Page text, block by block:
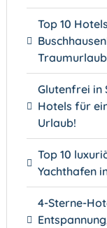
Top 10
Glutenfrei in
Hotels für
Urlaub!
Top 10
Yachthafen
4-Sterne-